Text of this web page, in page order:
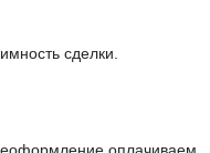
сделки.